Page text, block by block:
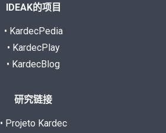
IDEAK的项目
• KardecPedia
• KardecPlay
• KardecBlog
研究链接
• Projeto Kardec